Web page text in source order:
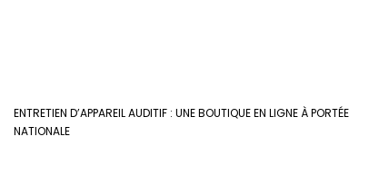
ENTRETIEN D’APPAREIL AUDITIF : UNE BOUTIQUE EN LIGNE À PORTÉE
NATIONALE